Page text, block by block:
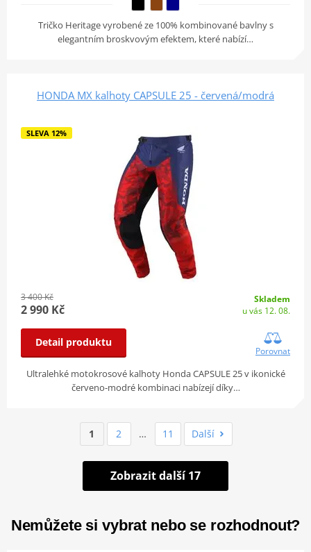
Tričko Heritage vyrobené ze 100% kombinované bavlny s
elegantním broskvovým efektem, které nabízí…
HONDA MX kalhoty CAPSULE 25 - červená/modrá
SLEVA 12%
3 400 Kč
2 990 Kč
Skladem
u vás 12. 08.
Detail produktu
Porovnat
Ultralehké motokrosové kalhoty Honda CAPSULE 25 v ikonické
červeno-modré kombinaci nabízejí díky…
1 2 … 11 Další
Zobrazit další 17
Nemůžete si vybrat nebo se rozhodnout?